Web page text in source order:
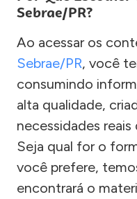
Sebrae/PR?
Ao acessar os
Sebrae/PR, você
consumindo
alta qualidade,
necessidades
Seja qual for o
você prefere,
encontrará o